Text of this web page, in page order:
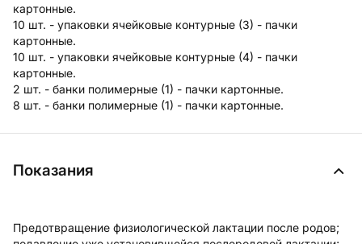
картонные.
10 шт. - упаковки ячейковые контурные (3) - пачки
картонные.
10 шт. - упаковки ячейковые контурные (4) - пачки
картонные.
2 шт. - банки полимерные (1) - пачки картонные.
8 шт. - банки полимерные (1) - пачки картонные.
Показания
Предотвращение физиологической лактации после родов;